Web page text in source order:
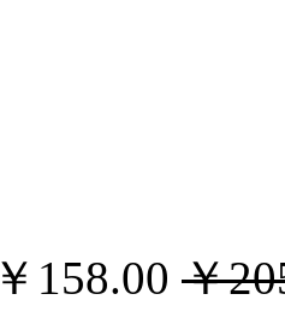
￥158.00 ￥